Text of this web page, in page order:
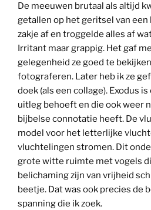
De meeuwen brutaal als altijd
getallen op het geritsel van
zakje af en troggelde alles af
Irritant maar grappig. Het gaf
gelegenheid ze goed te
fotograferen. Later heb ik ze
doek (als een collage). Exodus
uitleg behoeft en die ook weer
bijbelse connotatie heeft. De
model voor het letterlijke
vluchtelingen stromen. Dit
grote witte ruimte met vogels
belichaming zijn van vrijheid
beetje. Dat was ook precies de
spanning die ik zoek.